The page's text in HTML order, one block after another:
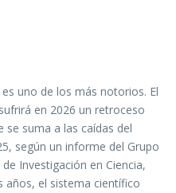
uno de los más notorios. El
en 2026 un retroceso
se suma a las caídas del
según un informe del Grupo
Investigación en Ciencia,
años, el sistema científico